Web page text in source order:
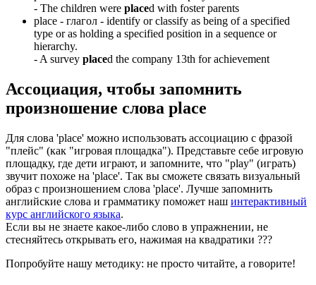
- The children were placed with foster parents
place - глагол - identify or classify as being of a specified
type or as holding a specified position in a sequence or
hierarchy.
- A survey placed the company 13th for achievement
Ассоциация, чтобы запомнить
произношение слова place
Для слова 'place' можно использовать ассоциацию с фразой
"плейс" (как "игровая площадка"). Представьте себе игровую
площадку, где дети играют, и запомните, что "play" (играть)
звучит похоже на 'place'. Так вы сможете связать визуальный
образ с произношением слова 'place'. Лучше запомнить
английские слова и грамматику поможет наш интерактивный
курс английского языка.
Если вы не знаете какое-либо слово в упражнении, не
стесняйтесь открывать его, нажимая на квадратики ???
Попробуйте нашу методику: не просто читайте, а говорите!